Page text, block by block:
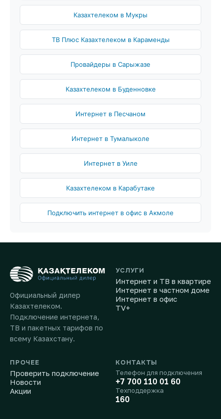
Казахтелеком в Мукры
ТВ Плюс Казахтелеком в Караменды
Провайдеры в Сарыжазе
Казахтелеком в Буденновке
Интернет в Песчаном
Интернет в Тумалыколе
Интернет в Уиле
Казахтелеком в Карабутаке
Подключить интернет в офис в Акмоле
Официальный дилер
Казахтелеком.
Подключение интернета,
ТВ и пакетных тарифов по
всему Казахстану.
УСЛУГИ
Интернет и ТВ в квартире
Интернет в частном доме
Интернет в офис
TV+
ПРОЧЕЕ
Проверить подключение
Новости
Акции
КОНТАКТЫ
Телефон для подключения
+7 700 110 01 60
Техподдержка
160